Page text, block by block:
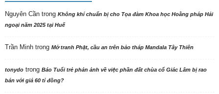
Nguyên Cần trong Không khí chuẩn bị cho Tọa đàm Khoa học Hoằng pháp Hải
ngoại năm 2025 tại Huế
Trần Minh trong Mở tranh Phật, cầu an trên bảo tháp Mandala Tây Thiên
tonydo trong Báo Tuổi trẻ phản ảnh về việc phần đất chùa cổ Giác Lâm bị rao
bán với giá 60 tỉ đồng?